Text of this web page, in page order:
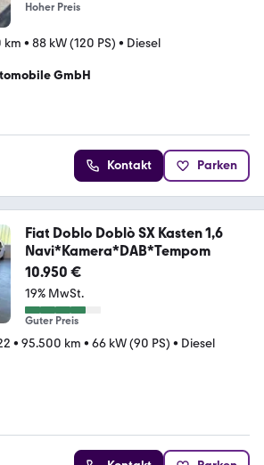
Hoher Preis
km • 88 kW (120 PS) • Diesel
GmbH
Kontakt Parken
Fiat Doblo Doblò SX Kasten 1,6
Navi*Kamera*DAB*Tempom
10.950 €
19% MwSt.
Guter Preis
• 95.500 km • 66 kW (90 PS) • Diesel